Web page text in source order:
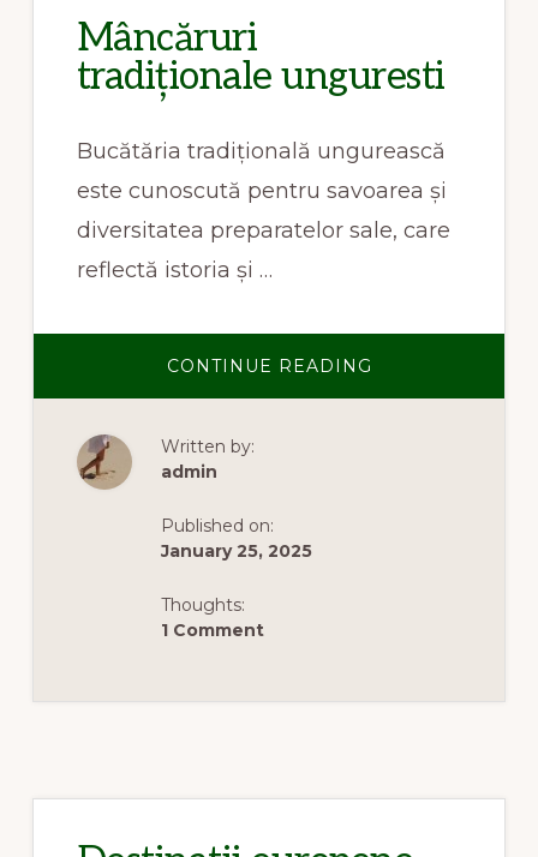
Mâncăruri
tradiționale unguresti
Bucătăria tradițională ungurească
este cunoscută pentru savoarea și
diversitatea preparatelor sale, care
reflectă istoria și …
CONTINUE READING
TRADIȚIONALE
Written by:
admin
Published on:
January 25, 2025
Thoughts:
1 Comment